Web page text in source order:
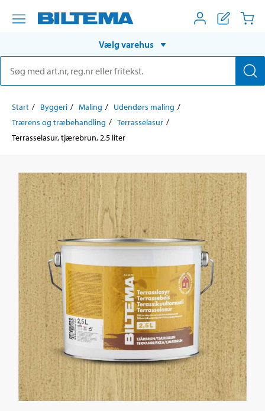
Vælg varehus
Start Byggeri Maling
Udendørs maling
Trærens og træbehandling
Terrasselasur
Terrasselasur, tjærebrun, 2,5 liter